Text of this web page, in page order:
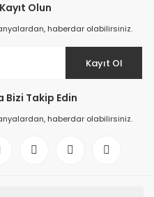
Olun
haberdar olabilirsiniz.
Kayıt Ol
Bizi Takip Edin
haberdar olabilirsiniz.